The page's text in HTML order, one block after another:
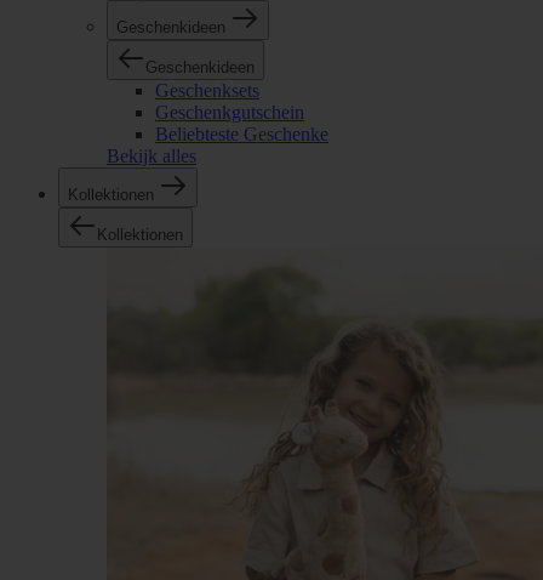
Geschenkideen
Geschenkideen
Geschenksets
Geschenkgutschein
Beliebteste Geschenke
Bekijk alles
Kollektionen
Kollektionen